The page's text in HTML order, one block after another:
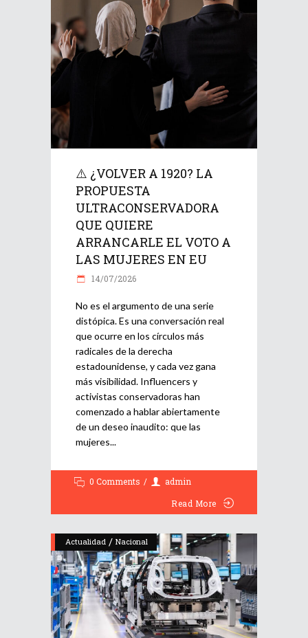
⚠️ ¿VOLVER A 1920? LA
PROPUESTA
ULTRACONSERVADORA
QUE QUIERE
ARRANCARLE EL VOTO A
LAS MUJERES EN EU
14/07/2026
No es el argumento de una serie
distópica. Es una conversación real
que ocurre en los círculos más
radicales de la derecha
estadounidense, y cada vez gana
más visibilidad. Influencers y
activistas conservadoras han
comenzado a hablar abiertamente
de un deseo inaudito: que las
mujeres
0 Comments
admin
Read More
Actualidad / Nacional